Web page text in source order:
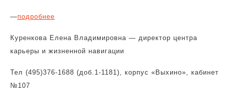
—подробнее
Куренкова Елена Владимировна — директор центра
карьеры и жизненной навигации
Тел (495)376-1688 (доб.1-1181), корпус «Выхино», кабинет
№107